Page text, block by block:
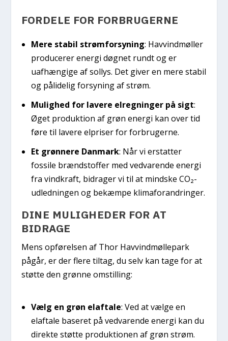
FORDELE FOR FORBRUGERNE
Mere stabil strømforsyning: Havvindmøller
producerer energi døgnet rundt og er
uafhængige af sollys. Det giver en mere stabil
og pålidelig forsyning af strøm.
Mulighed for lavere elregninger på sigt:
Øget produktion af grøn energi kan over tid
føre til lavere elpriser for forbrugerne.
Et grønnere Danmark: Når vi erstatter
fossile brændstoffer med vedvarende energi
fra vindkraft, bidrager vi til at mindske CO₂-
udledningen og bekæmpe klimaforandringer.
DINE MULIGHEDER FOR AT
BIDRAGE
Mens opførelsen af Thor Havvindmøllepark
pågår, er der flere tiltag, du selv kan tage for at
støtte den grønne omstilling:
Vælg en grøn elaftale: Ved at vælge en
elaftale baseret på vedvarende energi kan du
direkte støtte produktionen af grøn strøm.